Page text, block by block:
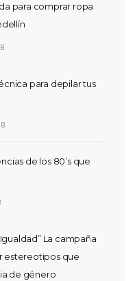
para comprar ropa
para depilar tus
de los 80’s que
La campaña
estereotipos que
de género